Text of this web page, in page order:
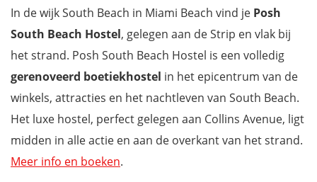
In de wijk South Beach in Miami Beach vind je Posh
South Beach Hostel, gelegen aan de Strip en vlak bij
het strand. Posh South Beach Hostel is een volledig
gerenoveerd boetiekhostel in het epicentrum van de
winkels, attracties en het nachtleven van South Beach.
Het luxe hostel, perfect gelegen aan Collins Avenue, ligt
midden in alle actie en aan de overkant van het strand.
Meer info en boeken.